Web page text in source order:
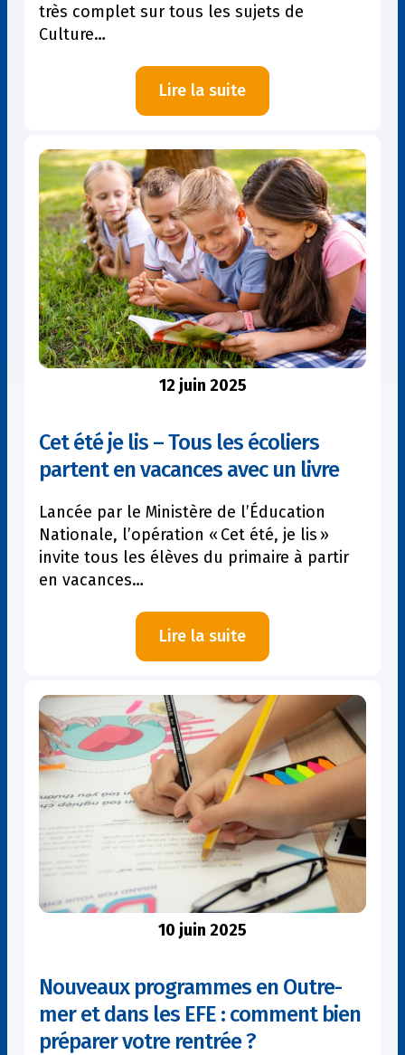
très complet sur tous les sujets de
Culture…
Lire la suite:
Toute
culture
générale
en
1
seul
livre
12 juin 2025
Cet été je lis – Tous les écoliers
partent en vacances avec un livre
Lancée par le Ministère de l’Éducation
Nationale, l’opération « Cet été, je lis »
invite tous les élèves du primaire à partir
en vacances…
Lire la suite:
Cet
je
lis
–
Tous
écoliers
partent
en
vacances
avec
un
10 juin 2025
Nouveaux programmes en Outre-
mer et dans les EFE : comment bien
préparer votre rentrée ?